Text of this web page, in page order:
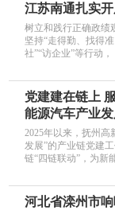
江苏南通扎实
树立和践行正确政绩
坚持“走得勤、找得
社”“访企业”等行动，
党建建在链上
能源汽车产业
2025年以来，抚州
发展”的产业链党建
链“四链联动”，为新
河北省滦州市